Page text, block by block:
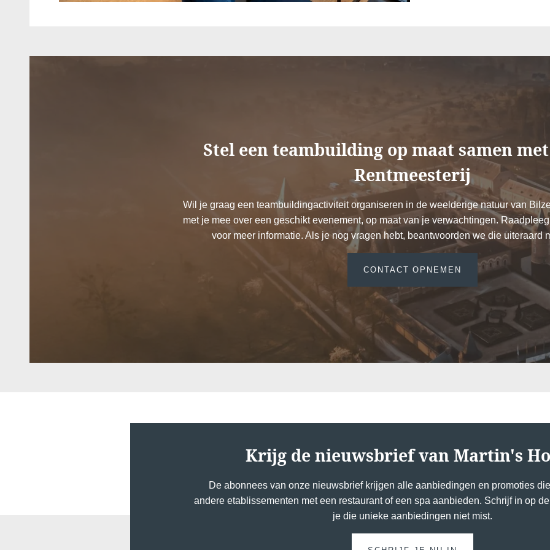
Stel een teambuilding op maat samen
Rentmeesterij
Wil je graag een teambuildingactiviteit organiseren in de weelderige natuur van
met je mee over een geschikt evenement, op maat van je verwachtingen.
voor meer informatie. Als je nog vragen hebt, beantwoorden we die uiteraard
CONTACT OPNEMEN
Krijg de nieuwsbrief van Martin's
De abonnees van onze nieuwsbrief krijgen alle aanbiedingen en promoties
andere etablissementen met een restaurant of een spa aanbieden. Schrijf in op
je die unieke aanbiedingen niet mist.
Wilt u
Ja,
en
Nee
Minimaal €10
goedkoper in
vergelijking met
boekingssites